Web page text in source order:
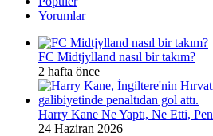
Yorumlar
FC Midtjylland nasıl bir takım?
2 hafta önce
Harry Kane Ne Yaptı, Ne Etti,
24 Haziran 2026